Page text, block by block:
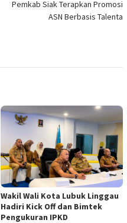
Pemkab Siak Terapkan Promosi
ASN Berbasis Talenta
Wakil Wali Kota Lubuk Linggau
Hadiri Kick Off dan Bimtek
Pengukuran IPKD